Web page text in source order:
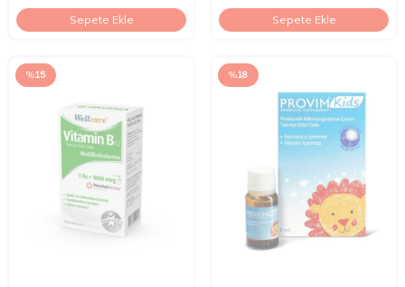
Sepete Ekle Sepete Ekle
%15 %18